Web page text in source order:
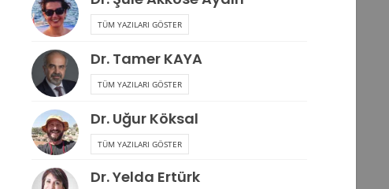
TÜM YAZILARI GÖSTER
Dr. Tamer KAYA
TÜM YAZILARI GÖSTER
Dr. Uğur Köksal
TÜM YAZILARI GÖSTER
Dr. Yelda Ertürk